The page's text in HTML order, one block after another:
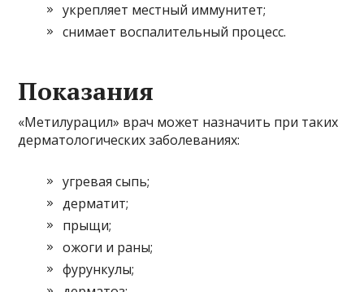
укрепляет местный иммунитет;
снимает воспалительный процесс.
Показания
«Метилурацил» врач может назначить при таких
дерматологических заболеваниях:
угревая сыпь;
дерматит;
прыщи;
ожоги и раны;
фурункулы;